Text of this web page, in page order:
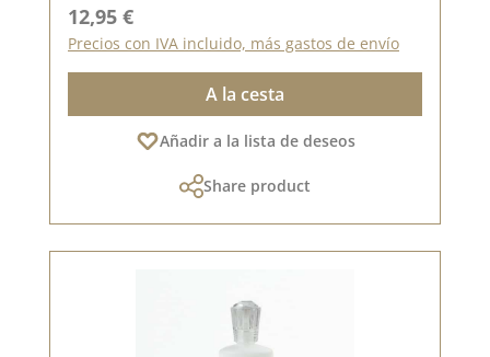
Precio normal:
12,95 €
Precios con IVA incluido, más gastos de envío
A la cesta
Añadir a la lista de deseos
Share product